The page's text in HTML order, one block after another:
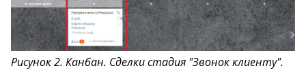
Рисунок 2. Канбан. Сделки стадия "Звонок клиенту".